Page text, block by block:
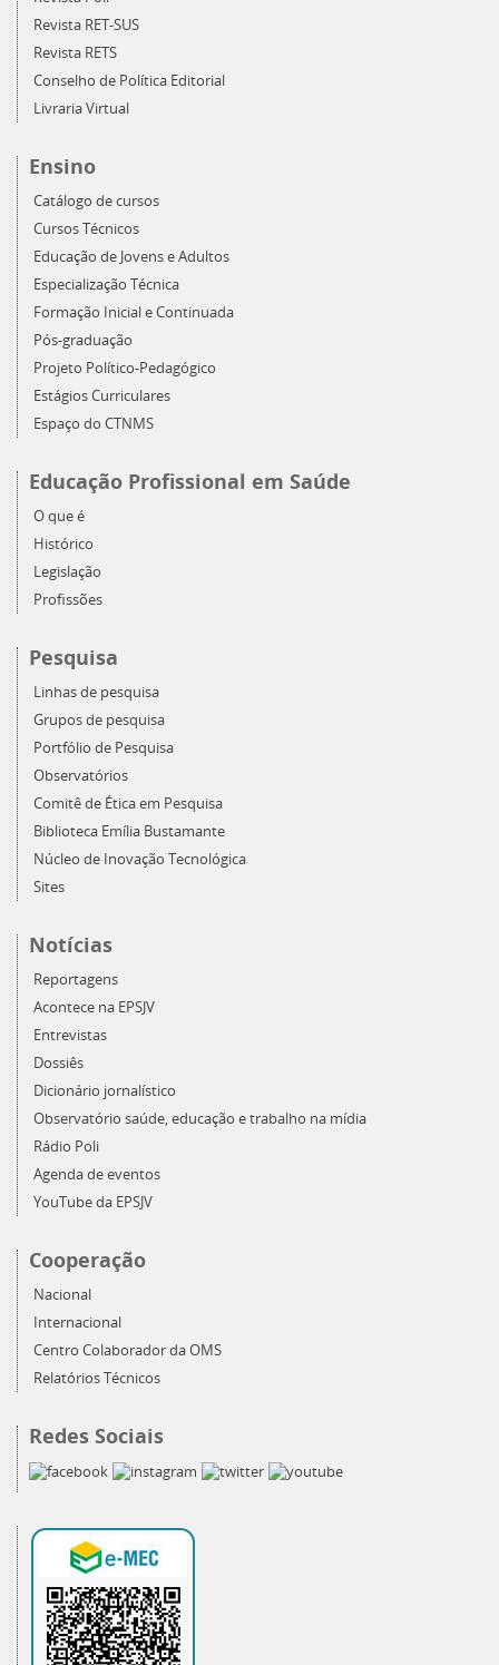
Revista RET-SUS
Revista RETS
Conselho de Política Editorial
Livraria Virtual
Ensino
Catálogo de cursos
Cursos Técnicos
Educação de Jovens e Adultos
Especialização Técnica
Formação Inicial e Continuada
Pós-graduação
Projeto Político-Pedagógico
Estágios Curriculares
Espaço do CTNMS
Educação Profissional em Saúde
O que é
Histórico
Legislação
Profissões
Pesquisa
Linhas de pesquisa
Grupos de pesquisa
Portfólio de Pesquisa
Observatórios
Comitê de Ética em Pesquisa
Biblioteca Emília Bustamante
Núcleo de Inovação Tecnológica
Sites
Notícias
Reportagens
Acontece na EPSJV
Entrevistas
Dossiês
Dicionário jornalístico
Observatório saúde, educação e trabalho na mídia
Rádio Poli
Agenda de eventos
YouTube da EPSJV
Cooperação
Nacional
Internacional
Centro Colaborador da OMS
Relatórios Técnicos
Redes Sociais